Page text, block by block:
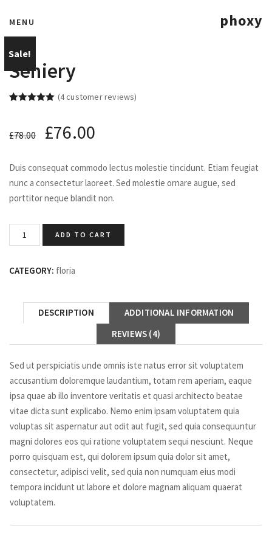
MENU phoxy
Sale!
Seniery
customer
(4customer reviews)
£78.00 £76.00
Duis consequat commodo lectus molestie tincidunt. Etiam feugiat
nunc a consectetur laoreet. Sed molestie ornare augue, sed
porttitor neque blandit non.
ADD TO CART
CATEGORY: floria
DESCRIPTION
ADDITIONAL INFORMATION
REVIEWS (4)
Sed ut perspiciatis unde omnis iste natus error sit voluptatem
accusantium doloremque laudantium, totam rem aperiam, eaque
ipsa quae ab illo inventore veritatis et quasi architecto beatae
vitae dicta sunt explicabo. Nemo enim ipsam voluptatem quia
voluptas sit aspernatur aut odit aut fugit, sed quia consequuntur
magni dolores eos qui ratione voluptatem sequi nesciunt. Neque
porro quisquam est, qui dolorem ipsum quia dolor sit amet,
consectetur, adipisci velit, sed quia non numquam eius modi
tempora incidunt ut labore et dolore magnam aliquam quaerat
voluptatem.